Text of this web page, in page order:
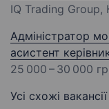
IQ Trading Group,
Адміністратор
асистент
25 000 – 30 000
Усі схожі вакансії